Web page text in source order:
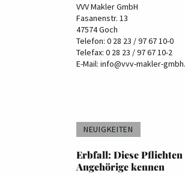
VVV Makler GmbH
Fasanenstr. 13
47574 Goch
Telefon: 0 28 23 / 97 67 10-0
Telefax: 0 28 23 / 97 67 10-2
E-Mail: info@vvv-makler-
NEUIGKEITEN
Erbfall: Diese
Angehörige kennen